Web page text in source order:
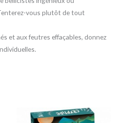
vous plutôt de tout
et aux feutres effaçables, donnez